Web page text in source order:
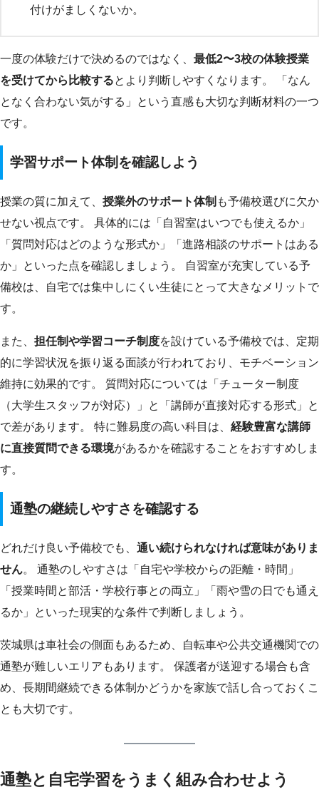
付けがましくないか。
一度の体験だけで決めるのではなく、 最低2〜3校の体験授業
を受けてから比較するとより判断しやすくなります。 「なん
となく合わない気がする」という直感も大切な判断材料の一つ
です。
学習サポート体制を確認しよう
授業の質に加えて、 授業外のサポート体制 も予備校選びに欠か
せない視点です。 具体的には「自習室はいつでも使えるか」
「質問対応はどのような形式か」「進路相談のサポートはある
か」といった点を確認しましょう。 自習室が充実している予
備校は、自宅では集中しにくい生徒にとって大きなメリットで
す。
また、 担任制や学習コーチ制度を設けている予備校では、定期
的に学習状況を振り返る面談が行われており、モチベーション
維持に効果的です。 質問対応については「チューター制度
（大学生スタッフが対応）」と「講師が直接対応する形式」と
で差があります。 特に難易度の高い科目は、 経験豊富な講師
に直接質問できる環境があるかを確認することをおすすめしま
す。
通塾の継続しやすさを確認する
どれだけ良い予備校でも、 通い続けられなければ意味がありま
せん。 通塾のしやすさは「自宅や学校からの距離・時間」
「授業時間と部活・学校行事との両立」「雨や雪の日でも通え
るか」といった現実的な条件で判断しましょう。
茨城県は車社会の側面もあるため、自転車や公共交通機関での
通塾が難しいエリアもあります。 保護者が送迎する場合も含
め、長期間継続できる体制かどうかを家族で話し合っておくこ
とも大切です。
通塾と自宅学習をうまく組み合わせよう